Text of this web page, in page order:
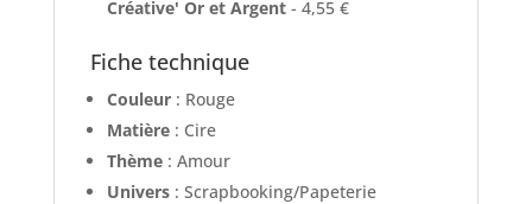
Créative' Or et Argent- 4,55 €
Fiche technique
Couleur: Rouge
Matière: Cire
Thème: Amour
Univers: Scrapbooking/Papeterie